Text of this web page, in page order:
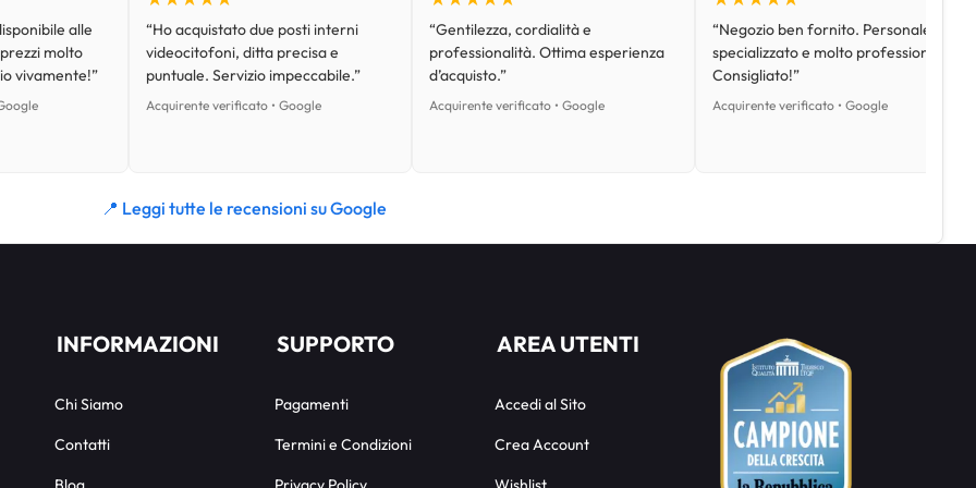
alle
molto
vivamente!”
“Ho acquistato due posti interni
videocitofoni, ditta precisa e
puntuale. Servizio impeccabile.”
Acquirente verificato • Google
“Gentilezza, cordialità e
professionalità. Ottima esperienza
d’acquisto.”
Acquirente verificato • Google
“Negozio ben fornito. Personale
specializzato e molto professionale.
Consigliato!”
Acquirente verificato • Google
📍 Leggi tutte le recensioni su Google
INFORMAZIONI
Chi Siamo
Contatti
SUPPORTO
Pagamenti
Termini e Condizioni
AREA UTENTI
Accedi al Sito
Crea Account